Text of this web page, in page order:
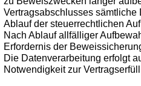
Vertragsabschlusses
Ablauf der steuerrechtlichen
Nach Ablauf allfälliger
Erfordernis der
Die Datenverarbeitung erfolgt
Notwendigkeit zur